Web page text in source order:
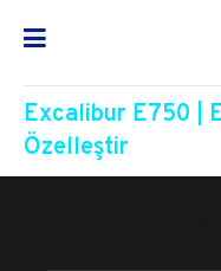
Excalibur E750 |
Özelleştir